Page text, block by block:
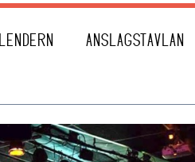
ANSLAGSTAVLAN